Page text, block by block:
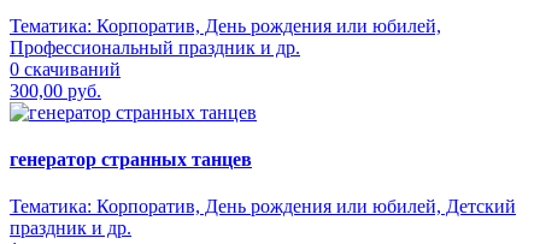
Тематика: Корпоратив, День рождения или юбилей,
Профессиональный праздник и др.
0 скачиваний
300,00 руб.
генератор странных танцев
Тематика: Корпоратив, День рождения или юбилей, Детский
праздник и др.